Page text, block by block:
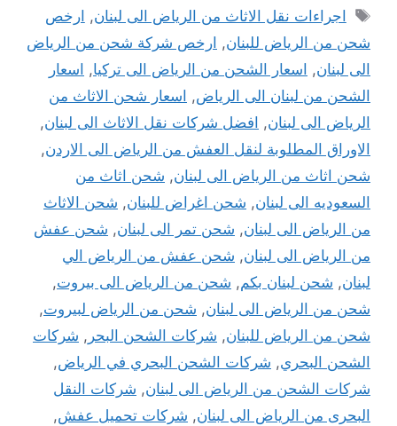
الوسوم
اجراءات نقل الاثاث من الرياض الى لبنان, ارخص
شحن من الرياض للبنان, ارخص شركة شحن من الرياض
الى لبنان, اسعار الشحن من الرياض الى تركيا, اسعار
الشحن من لبنان الى الرياض, اسعار شحن الاثاث من
الرياض الى لبنان, افضل شركات نقل الاثاث الى لبنان,
الاوراق المطلوبة لنقل العفش من الرياض الى الاردن,
شحن اثاث من الرياض الى لبنان, شحن اثاث من
السعوديه الى لبنان, شحن اغراض للبنان, شحن الاثاث
من الرياض الى لبنان, شحن تمر الى لبنان, شحن عفش
من الرياض الى لبنان, شحن عفش من الرياض الي
لبنان, شحن لبنان بكم, شحن من الرياض الى بيروت,
شحن من الرياض الى لبنان, شحن من الرياض لبيروت,
شحن من الرياض للبنان, شركات الشحن البحر , شركات
الشحن البحري, شركات الشحن البحري في الرياض,
شركات الشحن من الرياض الى لبنان, شركات النقل
البحرى من الرياض الى لبنان, شركات تحميل عفش,